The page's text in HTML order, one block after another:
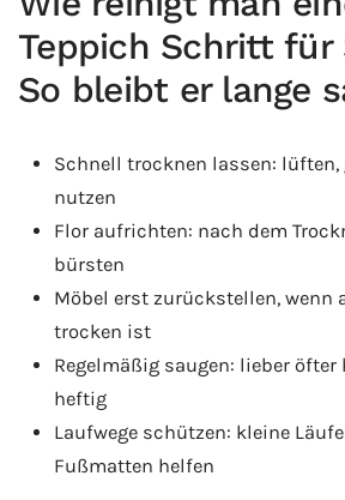
Teppich Schritt für
So bleibt er lange
Schnell trocknen lassen: lüften,
nutzen
Flor aufrichten: nach dem
bürsten
Möbel erst zurückstellen, wenn
trocken ist
Regelmäßig saugen: lieber
heftig
Laufwege schützen: kleine
Fußmatten helfen